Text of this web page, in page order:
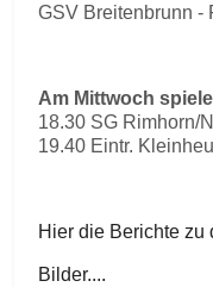
GSV Breitenbrunn -
Am Mittwoch
18.30 SG Rimhorn/
19.40 Eintr.
Hier die Berichte zu
Bilder....